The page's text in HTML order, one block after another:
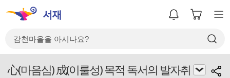
心(마음심) 成(이룰성) 목적 독서의 발자취